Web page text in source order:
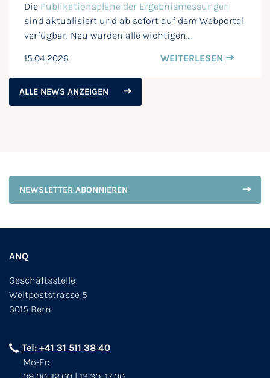
Die Publikationspläne der Ergebnismessungen
sind aktualisiert und ab sofort auf dem Webportal
verfügbar. Neu wurden alle wichtigen…
15.04.2026
WEITERLESEN
ALLE NEWS ANZEIGEN
NEWSLETTER ABONNIEREN
ANQ
Geschäftsstelle
Weltpoststrasse 5
3015 Bern
Tel: +41 31 511 38 40
Mo-Fr: